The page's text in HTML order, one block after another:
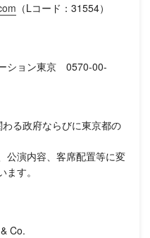
（Lコード：31554）
ション東京 0570-00-
る政府ならびに東京都の
公演内容、客席配置等に変
す。
Co.